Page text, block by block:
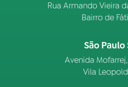
Rua Armando Vieira
Bairro de
São Paulo
Avenida Mofarrej,
Vila